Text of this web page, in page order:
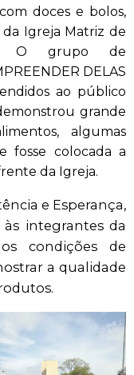
doces e bolos,
Igreja Matriz de
O grupo de
DELAS
ao público
grande
algumas
fosse colocada a
da Igreja.
e Esperança,
integrantes da
condições de
a qualidade